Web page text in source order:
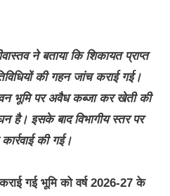
ने बताया कि शिकायत प्राप्त
की गहन जांच कराई गई।
भूमि पर अवैध कब्जा कर खेती की
है। इसके बाद विभागीय स्तर पर
की गई।
गई भूमि को वर्ष 2026-27 के